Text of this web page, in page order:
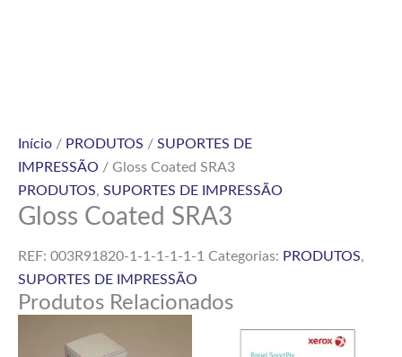
Início / PRODUTOS / SUPORTES DE
IMPRESSÃO / Gloss Coated SRA3
PRODUTOS, SUPORTES DE IMPRESSÃO
Gloss Coated SRA3
REF: 003R91820-1-1-1-1-1-1 Categorias: PRODUTOS,
SUPORTES DE IMPRESSÃO
Produtos Relacionados